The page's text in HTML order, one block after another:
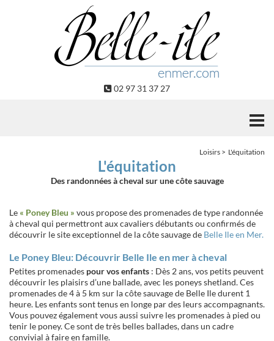
02 97 31 37 27
Loisirs L'équitation
L'équitation
Des randonnées à cheval sur une côte sauvage
Le « Poney Bleu » vous propose des promenades de type randonnée
à cheval qui permettront aux cavaliers débutants ou confirmés de
découvrir le site exceptionnel de la côte sauvage de Belle Ile en Mer.
Le Poney Bleu: Découvrir Belle Ile en mer à cheval
Petites promenades pour vos enfants : Dès 2 ans, vos petits peuvent
découvrir les plaisirs d’une ballade, avec les poneys shetland. Ces
promenades de 4 à 5 km sur la côte sauvage de Belle Ile durent 1
heure. Les enfants sont tenus en longe par des leurs accompagnants.
Vous pouvez également vous aussi suivre les promenades à pied ou
tenir le poney. Ce sont de très belles ballades, dans un cadre
convivial à faire en famille.
Panneau de gestion des cookies